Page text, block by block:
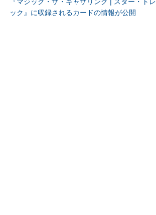
ック』に収録されるカードの情報が公開